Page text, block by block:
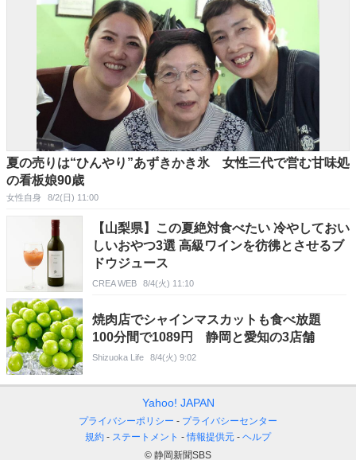
夏の売りは“ひんやり”あずきかき氷 女性三代で営む甘味処
の看板娘90歳
女性自身 8/2(日) 11:00
【山梨県】この夏絶対食べたい 冷やしておい
しいおやつ3選 高級ワインを彷彿とさせるブ
ドウジュース
CREA WEB 8/4(火) 11:10
焼肉店でシャインマスカットも食べ放題
100分間で1089円 静岡と愛知の3店舗
Shizuoka Life 8/4(火) 9:02
Yahoo! JAPAN
プライバシーポリシー
プライバシーセンター
規約
ステートメント 情報提供元
ヘルプ
© 静岡新聞SBS